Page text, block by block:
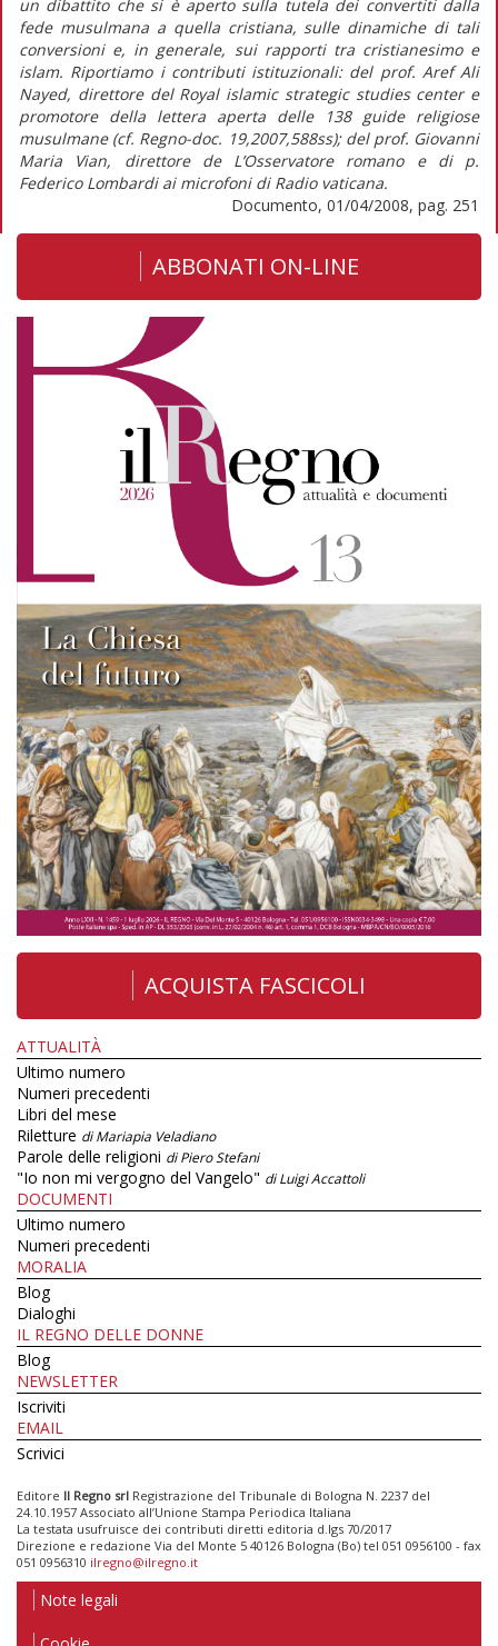
un dibattito che si è aperto sulla tutela dei convertiti dalla
fede musulmana a quella cristiana, sulle dinamiche di tali
conversioni e, in generale, sui rapporti tra cristianesimo e
islam. Riportiamo i contributi istituzionali: del prof. Aref Ali
Nayed, direttore del Royal islamic strategic studies center e
promotore della lettera aperta delle 138 guide religiose
musulmane (cf. Regno-doc. 19,2007,588ss); del prof. Giovanni
Maria Vian, direttore de L’Osservatore romano e di p.
Federico Lombardi ai microfoni di Radio vaticana.
Documento, 01/04/2008, pag. 251
ABBONATI ON-LINE
ACQUISTA FASCICOLI
ATTUALITÀ
Ultimo numero
Numeri precedenti
Libri del mese
Riletture di Mariapia Veladiano
Parole delle religioni di Piero Stefani
"Io non mi vergogno del Vangelo" di Luigi Accattoli
DOCUMENTI
Ultimo numero
Numeri precedenti
MORALIA
Blog
Dialoghi
IL REGNO DELLE DONNE
Blog
NEWSLETTER
Iscriviti
EMAIL
Scrivici
Editore Il Regno srl Registrazione del Tribunale di Bologna N. 2237 del
24.10.1957 Associato all’Unione Stampa Periodica Italiana
La testata usufruisce dei contributi diretti editoria d.lgs 70/2017
Direzione e redazione Via del Monte 5 40126 Bologna (Bo) tel 051 0956100 - fax
051 0956310 ilregno@ilregno.it
Note legali